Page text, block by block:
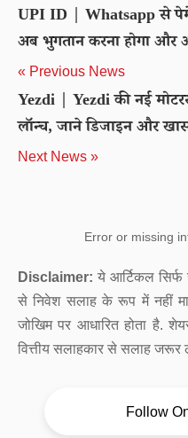
UPI ID | Whatsapp से
अब भुगतान करना होगा और
« Previous News
Yezdi | Yezdi की नई
लॉन्च, जाने डिजाइन और
Next News »
Error or missing
Disclaimer: ये आर्टिकल सिर्फ
से निवेश सलाह के रूप में नहीं
जोखिम पर आधारित होता है.
वित्तीय सलाहकार से सलाह जरूर
Follow